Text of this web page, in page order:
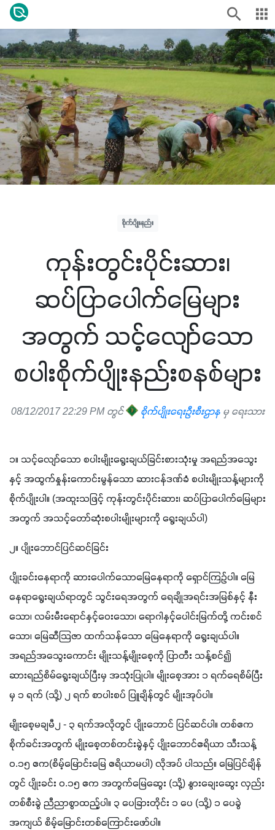
စိုက်ပျိုးနည်း
ကုန်းတွင်းပိုင်းဆား၊
ဆပ်ပြာပေါက်မြေများ
အတွက် သင့်လျော်သော
စပါးစိုက်ပျိုးနည်းစနစ်များ
08/12/2017 22:29 PM တွင် စိုက်ပျိုးရေးဦးစီးဌာနမှ ရေးသား
၁။ သင့်လျော်သော စပါးမျိုးရွေးချယ်ခြင်းစားသုံးမှု အရည်အသွေး
နှင့် အထွက်နှုန်းကောင်းမွန်သော ဆားငန်ဒဏ်ခံ စပါးမျိုးသန့်များကို
စိုက်ပျိုးပါ။ (အထူးသဖြင့် ကုန်းတွင်းပိုင်းဆား၊ ဆပ်ပြာပေါက်မြေများ
အတွက် အသင့်တော်ဆုံးစပါးမျိုးများကို ရွေးချယ်ပါ)
၂။ ပျိုးဘောင်ပြင်ဆင်ခြင်း
ပျိုးခင်းနေရာကို ဆားပေါက်သောမြေနေရာကို ရှောင်ကြဉ်ပါ။ မြေ
နေရာရွေးချယ်ရာတွင် သွင်းရေအတွက် ရေချိုအရင်းအမြစ်နှင့် နီး
သော၊ လမ်းမီးရောင်နှင့်ဝေးသော၊ ရောဂါနှင့်ပေါင်းမြက်တို့ ကင်းစင်
သော၊ မြေဆီသြဇာ ထက်သန်သော မြေနေရာကို ရွေးချယ်ပါ။
အရည်အသွေးကောင်း မျိုးသန့်မျိုးစေ့ကို ပြာတီး သန့်စင်၍
ဆားရည်စိမ်ရွေးချယ်ပြီးမှ အသုံးပြုပါ။ မျိုးစေ့အား ၁ ရက်ရေစိမ်ပြီး
မှ ၁ ရက် (သို့) ၂ ရက် စာပါးစပ် ပြူချိန်တွင် မျိုးအုပ်ပါ။
မျိုးစေ့မချမီ၂ - ၃ ရက်အလိုတွင် ပျိုးဘောင် ပြင်ဆင်ပါ။ တစ်ဧက
စိုက်ခင်းအတွက် မျိုးစေ့တစ်တင်းခွဲနှင့် ပျိုးဘောင်ဧရိယာ သီးသန့်
၀.၁၅ ဧက(စိမ့်မြောင်းမြေ ဧရိယာမပါ) လိုအပ် ပါသည်။ မြေပြင်ချိန်
တွင် ပျိုးခင်း ၀.၁၅ ဧက အတွက်မြေဆွေး (သို့) နွားချေးဆွေး လှည်း
တစ်စီးခွဲ ညီညာစွာထည့်ပါ။ ၃ ပေခြားတိုင်း ၁ ပေ (သို့) ၁ ပေခွဲ
အကျယ် စိမ့်မြောင်းတစ်ကြောင်းဖော်ပါ။